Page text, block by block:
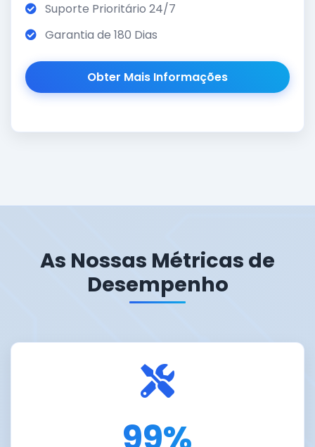
Suporte Prioritário 24/7
Garantia de 180 Dias
Obter Mais Informações
As Nossas Métricas de
Desempenho